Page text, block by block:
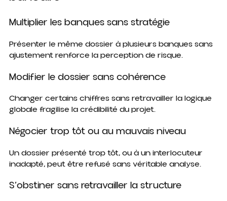
Multiplier les banques sans stratégie
Présenter le même dossier à plusieurs banques sans
ajustement renforce la perception de risque.
Modifier le dossier sans cohérence
Changer certains chiffres sans retravailler la logique
globale fragilise la crédibilité du projet.
Négocier trop tôt ou au mauvais niveau
Un dossier présenté trop tôt, ou à un interlocuteur
inadapté, peut être refusé sans véritable analyse.
S’obstiner sans retravailler la structure